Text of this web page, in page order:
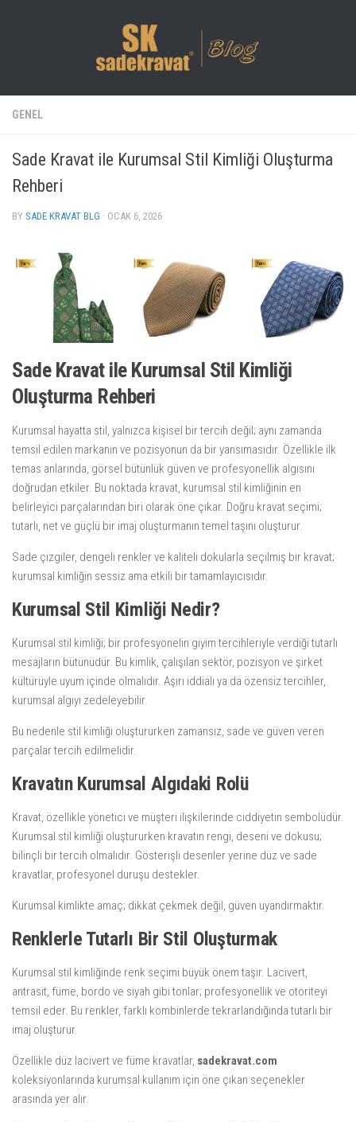
GENEL
Sade Kravat ile Kurumsal Stil Kimliği Oluşturma
Rehberi
BY SADE KRAVAT BLG · OCAK 6, 2026
Sade Kravat ile Kurumsal Stil Kimliği
Oluşturma Rehberi
Kurumsal hayatta stil, yalnızca kişisel bir tercih değil; aynı zamanda
temsil edilen markanın ve pozisyonun da bir yansımasıdır. Özellikle ilk
temas anlarında, görsel bütünlük güven ve profesyonellik algısını
doğrudan etkiler. Bu noktada kravat, kurumsal stil kimliğinin en
belirleyici parçalarından biri olarak öne çıkar. Doğru kravat seçimi;
tutarlı, net ve güçlü bir imaj oluşturmanın temel taşını oluşturur.
Sade çizgiler, dengeli renkler ve kaliteli dokularla seçilmiş bir kravat;
kurumsal kimliğin sessiz ama etkili bir tamamlayıcısıdır.
Kurumsal Stil Kimliği Nedir?
Kurumsal stil kimliği; bir profesyonelin giyim tercihleriyle verdiği tutarlı
mesajların bütünüdür. Bu kimlik, çalışılan sektör, pozisyon ve şirket
kültürüyle uyum içinde olmalıdır. Aşırı iddialı ya da özensiz tercihler,
kurumsal algıyı zedeleyebilir.
Bu nedenle stil kimliği oluştururken zamansız, sade ve güven veren
parçalar tercih edilmelidir.
Kravatın Kurumsal Algıdaki Rolü
Kravat, özellikle yönetici ve müşteri ilişkilerinde ciddiyetin sembolüdür.
Kurumsal stil kimliği oluştururken kravatın rengi, deseni ve dokusu;
bilinçli bir tercih olmalıdır. Gösterişli desenler yerine düz ve sade
kravatlar, profesyonel duruşu destekler.
Kurumsal kimlikte amaç; dikkat çekmek değil, güven uyandırmaktır.
Renklerle Tutarlı Bir Stil Oluşturmak
Kurumsal stil kimliğinde renk seçimi büyük önem taşır. Lacivert,
antrasit, füme, bordo ve siyah gibi tonlar; profesyonellik ve otoriteyi
temsil eder. Bu renkler, farklı kombinlerde tekrarlandığında tutarlı bir
imaj oluşturur.
Özellikle düz lacivert ve füme kravatlar, sadekravat.com
koleksiyonlarında kurumsal kullanım için öne çıkan seçenekler
arasında yer alır.